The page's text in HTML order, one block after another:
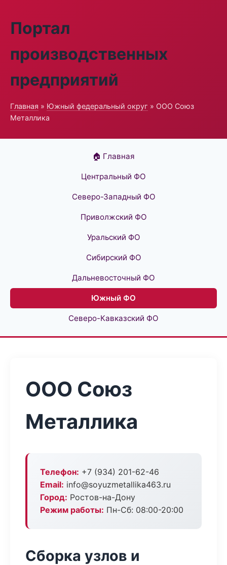
Портал
производственных
предприятий
Главная » Южный федеральный округ » ООО Союз
Металлика
🏠 Главная
Центральный ФО
Северо-Западный ФО
Приволжский ФО
Уральский ФО
Сибирский ФО
Дальневосточный ФО
Южный ФО
Северо-Кавказский ФО
ООО Союз
Металлика
Телефон: +7 (934) 201-62-46
Email: info@soyuzmetallika463.ru
Город: Ростов-на-Дону
Режим работы: Пн-Сб: 08:00-20:00
Сборка узлов и